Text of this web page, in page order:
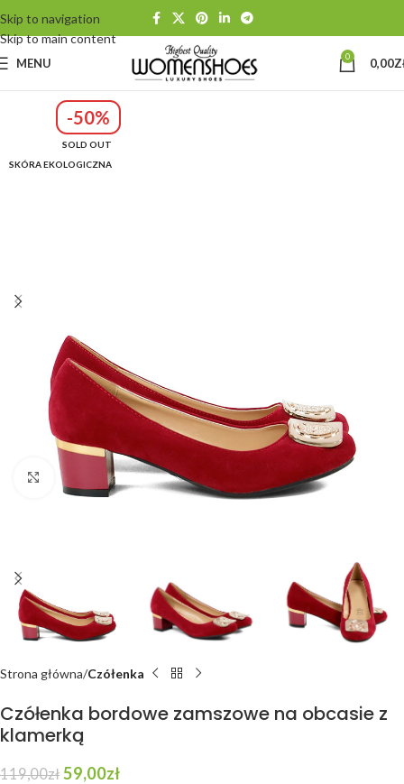
Skip to navigation
Skip to main content
MENU 0 0,00
-50%
SOLD OUT
SKÓRA EKOLOGICZNA
Click to enlarge
Strona główna Czółenka
Czółenka bordowe zamszowe na obcasie z
klamerką
119,00zł 59,00zł